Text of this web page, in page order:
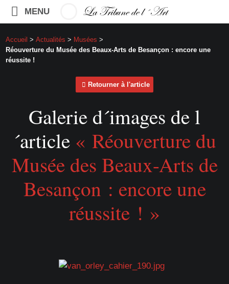
MENU
Accueil > Actualités > Musées >
Réouverture du Musée des Beaux-Arts de Besançon : encore une
réussite !
Retourner à l'article
Galerie d´images de l
´article « Réouverture du
Musée des Beaux-Arts de
Besançon : encore une
réussite ! »